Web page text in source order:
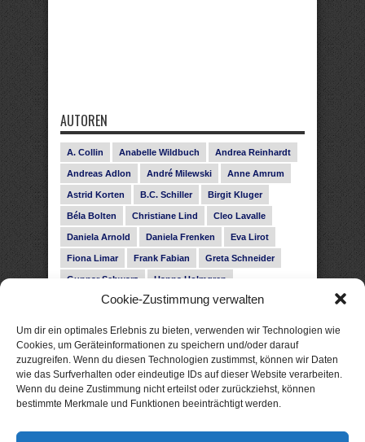
Cookie-Zustimmung verwalten
Um dir ein optimales Erlebnis zu bieten, verwenden wir Technologien wie
Cookies, um Geräteinformationen zu speichern und/oder darauf
zuzugreifen. Wenn du diesen Technologien zustimmst, können wir Daten
wie das Surfverhalten oder eindeutige IDs auf dieser Website verarbeiten.
Wenn du deine Zustimmung nicht erteilst oder zurückziehst, können
bestimmte Merkmale und Funktionen beeinträchtigt werden.
AUTOREN
A. Collin Anabelle Wildbuch Andrea Reinhardt
Andreas Adlon André Milewski Anne Amrum
Astrid Korten B.C. Schiller Birgit Kluger
Béla Bolten Christiane Lind Cleo Lavalle
Daniela Arnold Daniela Frenken Eva Lirot
Fiona Limar Frank Fabian Greta Schneider
Gunnar Schwarz Hanna Holmgren
Heike Fröhling Ina Glahe Ivo Pala J. Vellguth
Leonie Haubrich Lilly Labord Livia Pipes
Malin Blunk Marcus Hünnebeck Martin Krist
Melisa Schwermer Nele Bruun Nika Lubitsch
Noah Fitz Nora Amelie René Junge